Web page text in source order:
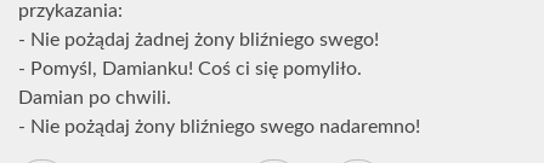
przykazania:
- Nie pożądaj żadnej żony bliźniego swego!
- Pomyśl, Damianku! Coś ci się pomyliło.
Damian po chwili.
- Nie pożądaj żony bliźniego swego nadaremno!